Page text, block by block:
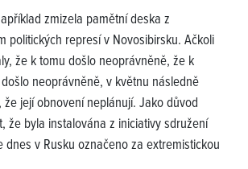
zmizela pamětní deska z
politických represí v Novosibirsku. Ačkoli
že k tomu došlo neoprávněně, že k
neoprávněně, v květnu následně
že její obnovení neplánují. Jako důvod
že byla instalována z iniciativy sdružení
dnes v Rusku označeno za extremistickou